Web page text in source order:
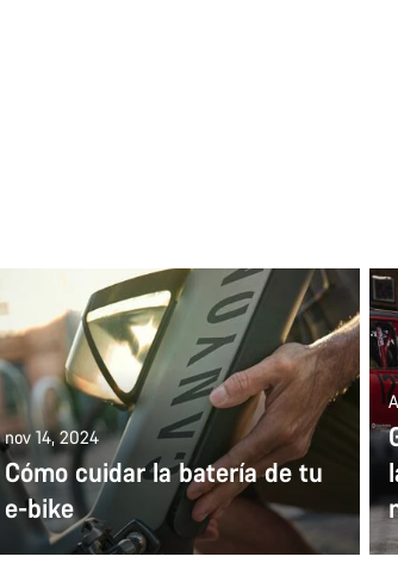
nov 14, 2024
Cómo cuidar la batería de tu
e-bike